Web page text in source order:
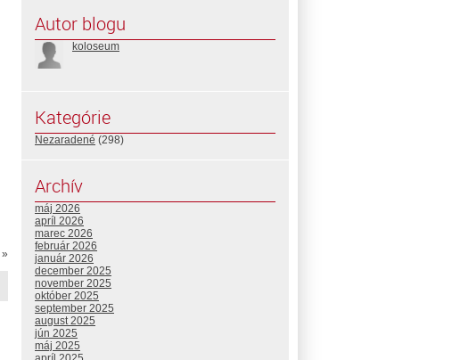
»
Autor blogu
koloseum
Kategórie
Nezaradené (298)
Archív
máj 2026
apríl 2026
marec 2026
február 2026
január 2026
december 2025
november 2025
október 2025
september 2025
august 2025
jún 2025
máj 2025